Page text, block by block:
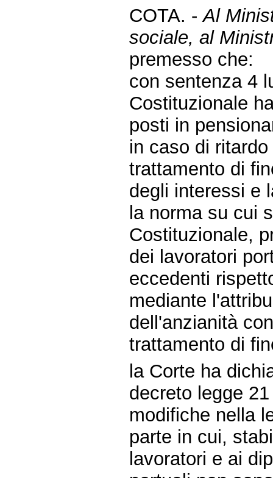
COTA. -Al
sociale, al
premesso che:
con sentenza 4
Costituzionale
posti in
in caso di
trattamento di
degli interessi e
la norma su cui
Costituzionale,
dei lavoratori
eccedenti
mediante
dell'anzianità
trattamento di
la Corte ha
decreto legge
modifiche nella
parte in cui,
lavoratori e ai